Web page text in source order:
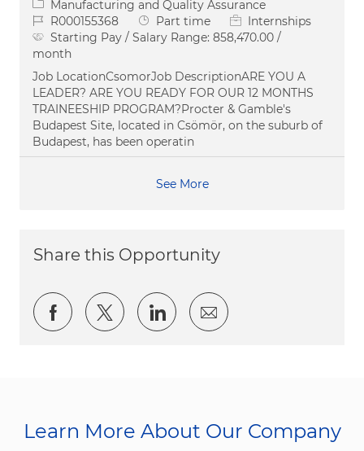
Category
Manufacturing and Quality Assurance
Job IdR000155368 Job Type
Part time
Internships
Starting Pay / Salary Range: 858,470.00 /
month
Job LocationCsomorJob DescriptionARE YOU A
LEADER? ARE YOU READY FOR OUR 12 MONTHS
TRAINEESHIP PROGRAM?Procter & Gamble's
Budapest Site, located in Csömör, on the suburb of
Budapest, has been operatin
See More
Share this Opportunity
Share via Facebook
Share via twitter
Share via LinkedIn
Share via email
Learn More About Our Company